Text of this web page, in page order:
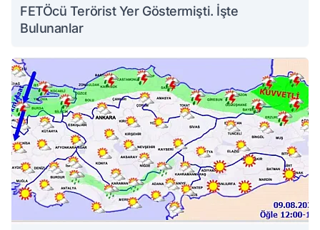
FETÖcü Terörist Yer Göstermişti. İşte
Bulunanlar